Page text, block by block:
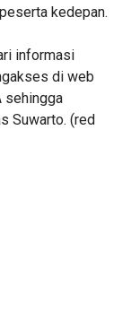
kedepan.
informasi
di web
sehingga
Suwarto. (red